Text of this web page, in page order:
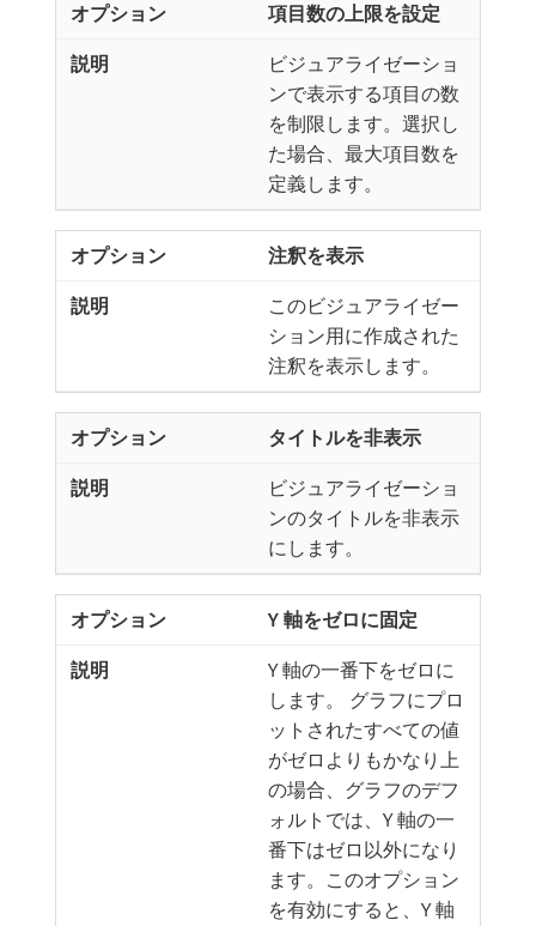
項目数の上限を設定
ビジュアライゼーショ
ンで表示する項目の数
を制限します。選択し
た場合、最大項目数を
定義します。
注釈を表示
このビジュアライゼー
ション用に作成された
注釈を表示します。
タイトルを非表示
ビジュアライゼーショ
ンのタイトルを非表示
にします。
Y 軸をゼロに固定
Y 軸の一番下をゼロに
します。 グラフにプロ
ットされたすべての値
がゼロよりもかなり上
の場合、グラフのデフ
ォルトでは、Y 軸の一
番下はゼロ以外になり
ます。このオプション
を有効にすると、Y 軸